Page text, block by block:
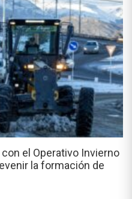
el Operativo Invierno
la formación de